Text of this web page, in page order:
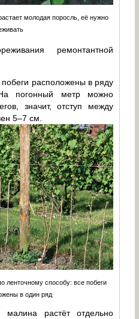
молодая поросль, её нужно
ремонтантной
расположены в ряду
погонный метр можно
значит, отступ между
5–7 см.
ленточному способу: все побеги
в один ряд
растёт отдельно